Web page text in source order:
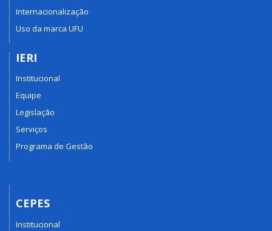
Internacionalização
Uso da marca UFU
IERI
Institucional
Equipe
Legislação
Serviços
Programa de Gestão
CEPES
Institucional